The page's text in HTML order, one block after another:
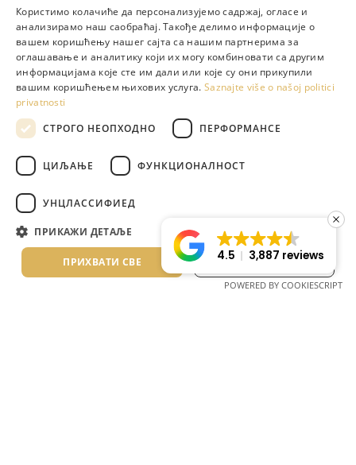
Instalacija filtera za uštedu vode
@lagomandra_beach_hotels
4.5 3,887 reviews
ENGLISH
GREEK
DUTCH
BULGARIAN
SERBIAN
Користимо колачиће да персонализујемо садржај, огласе и
анализирамо наш саобраћај. Такође делимо информације о
вашем коришћењу нашег сајта са нашим партнерима за
оглашавање и аналитику који их могу комбиновати са другим
информацијама које сте им дали или које су они прикупили
вашим коришћењем њихових услуга. Saznajte više o našoj politici
privatnosti
СТРОГО НЕОПХОДНО
ПЕРФОРМАНСЕ
ЦИЉАЊЕ ФУНКЦИОНАЛНОСТ
УНЦЛАССИФИЕД
ПРИКАЖИ ДЕТАЉЕ
ПРИХВАТИ СВЕ ОДБИЈ СВЕ
POWERED BY COOKIESCRIPT